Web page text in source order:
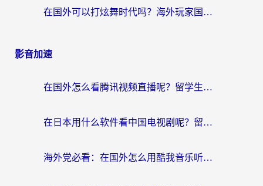
在国外可以打炫舞时代吗？海外玩家国服游戏加速全攻略（附实测推荐）
影音加速
在国外怎么看腾讯视频直播呢？留学生亲测有效的回国加速指南
在日本用什么软件看中国电视剧呢？留学生亲测有效的回国加速方案
海外党必看：在国外怎么用酷我音乐听音乐？告别“地区不支持”的实用指南